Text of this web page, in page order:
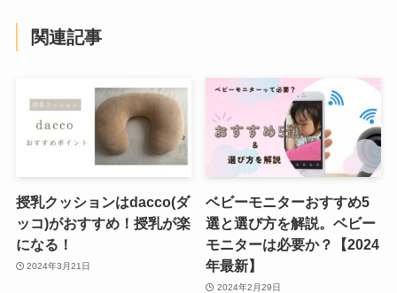
関連記事
授乳クッションはdacco(ダ
ッコ)がおすすめ！授乳が楽
になる！
2024年3月21日
ベビーモニターおすすめ5
選と選び方を解説。ベビー
モニターは必要か？【2024
年最新】
2024年2月29日